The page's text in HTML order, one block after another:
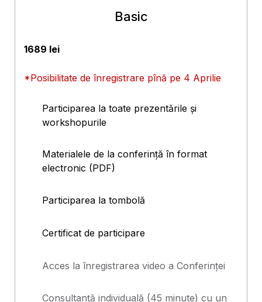
Basic
1689 lei
*Posibilitate de înregistrare pînă pe 4 Aprilie
Participarea la toate prezentările și
workshopurile
Materialele de la conferință în format
electronic (PDF)
Participarea la tombolă
Certificat de participare
Acces la înregistrarea video a Conferinței
Consultanță individuală (45 minute) cu un